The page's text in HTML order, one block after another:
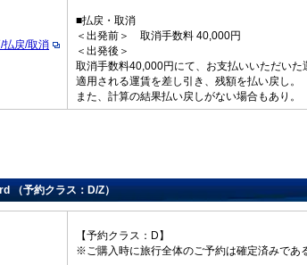
払戻/取消
■払戻・取消
＜出発前＞ 取消手数料 40,000円
＜出発後＞
取消手数料40,000円にて、お支払いいただいた
適用される運賃を差し引き、残額を払い戻し。
また、計算の結果払い戻しがない場合もあり。
（予約クラス：D/Z）
【予約クラス：D】
※ご購入時に旅行全体のご予約は確定済みであ